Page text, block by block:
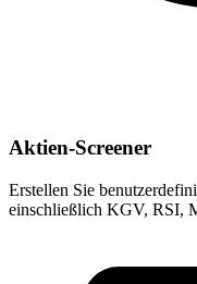
Aktien-Screener
Erstellen Sie
einschließlich KGV, RSI,